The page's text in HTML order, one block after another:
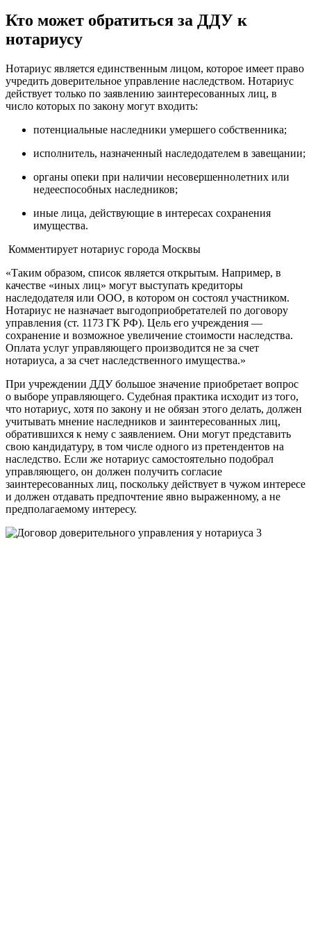
Кто может обратиться за ДДУ к
нотариусу
Нотариус является единственным лицом, которое имеет право
учредить доверительное управление наследством. Нотариус
действует только по заявлению заинтересованных лиц, в
число которых по закону могут входить:
потенциальные наследники умершего собственника;
исполнитель, назначенный наследодателем в завещании;
органы опеки при наличии несовершеннолетних или
недееспособных наследников;
иные лица, действующие в интересах сохранения
имущества.
Комментирует нотариус города Москвы
«Таким образом, список является открытым. Например, в
качестве «иных лиц» могут выступать кредиторы
наследодателя или ООО, в котором он состоял участником.
Нотариус не назначает выгодоприобретателей по договору
управления (ст. 1173 ГК РФ). Цель его учреждения —
сохранение и возможное увеличение стоимости наследства.
Оплата услуг управляющего производится не за счет
нотариуса, а за счет наследственного имущества.»
При учреждении ДДУ большое значение приобретает вопрос
о выборе управляющего. Судебная практика исходит из того,
что нотариус, хотя по закону и не обязан этого делать, должен
учитывать мнение наследников и заинтересованных лиц,
обратившихся к нему с заявлением. Они могут представить
свою кандидатуру, в том числе одного из претендентов на
наследство. Если же нотариус самостоятельно подобрал
управляющего, он должен получить согласие
заинтересованных лиц, поскольку действует в чужом интересе
и должен отдавать предпочтение явно выраженному, а не
предполагаемому интересу.